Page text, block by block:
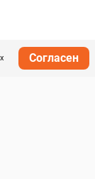
Согласен